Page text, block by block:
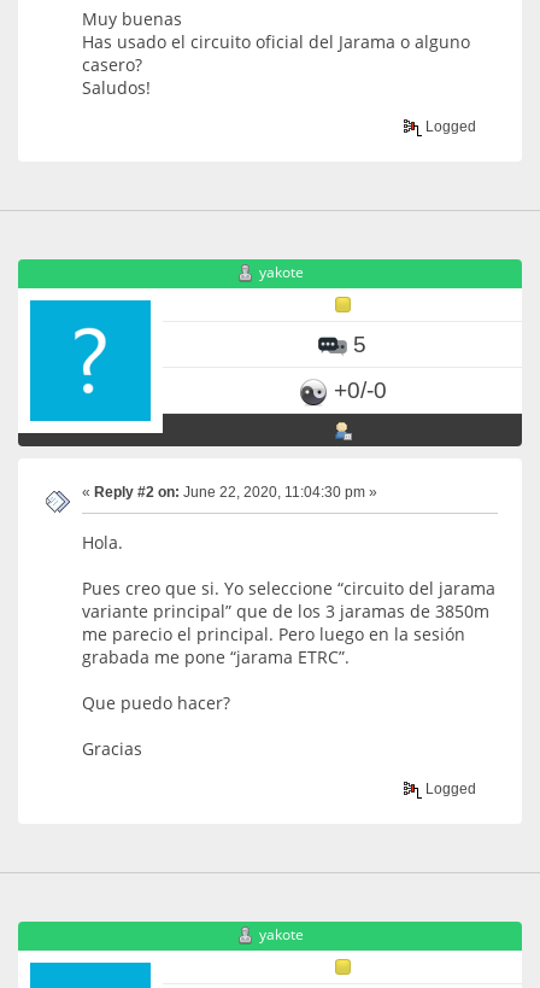
Muy buenas
Has usado el circuito oficial del Jarama o alguno
casero?
Saludos!
Logged
yakote
5
+0/-0
« Reply #2 on: June 22, 2020, 11:04:30 pm »
Hola.
Pues creo que si. Yo seleccione “circuito del jarama
variante principal” que de los 3 jaramas de 3850m
me parecio el principal. Pero luego en la sesión
grabada me pone “jarama ETRC”.
Que puedo hacer?
Gracias
Logged
yakote